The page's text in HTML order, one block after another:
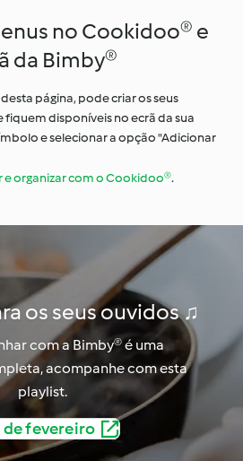
no Cookidoo® e
da Bimby®
página, pode criar os seus
disponíveis no ecrã da sua
e selecionar a opção "Adicionar
e organizar com o Cookidoo®.
os seus ouvidos ♫
com a Bimby® é uma
acompanhe com esta
playlist.
de fevereiro